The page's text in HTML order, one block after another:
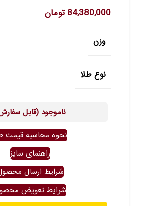
84,380,000 تومان
وزن
نوع طلا
ناموجود (قابل
نحوه محاسبه قیمت
راهنمای سایز
شرایط ارسال
شرایط تعویض